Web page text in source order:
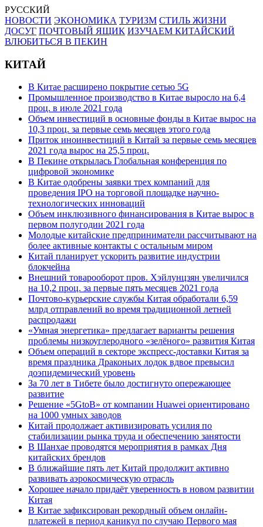
РУССКИЙ
НОВОСТИ ЭКОНОМИКА ТУРИЗМ СТИЛЬ ЖИЗНИ
ДОСУГ ПОЧТОВЫЙ ЯЩИК ИЗУЧАЕМ КИТАЙСКИЙ
ВЛЮБИТЬСЯ В ПЕКИН
КИТАЙ
В Китае расширено покрытие сетью 5G
Промышленное производство в Китае выросло на 6,4
проц. в июле 2021 года
Объем инвестиций в основные фонды в Китае вырос на
10,3 проц. за первые семь месяцев этого года
Приток иноинвестиций в Китай за первые семь месяцев
2021 года вырос на 25,5 проц.
В Пекине открылась Глобальная конференция по
цифровой экономике
В Китае одобрены заявки трех компаний для
проведения IPO на торговой площадке научно-
технологических инноваций
Объем инклюзивного финансирования в Китае вырос в
первом полугодии 2021 года
Молодые китайские предприниматели рассчитывают на
более активные контакты с остальным миром
Китай планирует ускорить развитие индустрии
блокчейна
Внешний товарооборот пров. Хэйлунцзян увеличился
на 10,2 проц. за первые пять месяцев 2021 года
Почтово-курьерские службы Китая обработали 6,59
млрд отправлений во время традиционной летней
распродажи
«Умная энергетика» предлагает варианты решения
проблемы низкоуглеродного «зелёного» развития Китая
Объем операций в секторе экспресс-доставки Китая за
время праздника Драконьих лодок вдвое превысил
доэпидемический уровень
За 70 лет в Тибете было достигнуто опережающее
развитие
Решение «5GtoB» от компании Huawei ориентировано
на 1000 умных заводов
Китай продолжает активизировать усилия по
стабилизации рынка труда и обеспечению занятости
В Шанхае проводятся мероприятия в рамках Дня
китайских брендов
В ближайшие пять лет Китай продолжит активно
развивать аэрокосмическую отрасль
Хорошее начало придаёт уверенность в новом развитии
Китая
В Китае зафиксирован рекордный объем онлайн-
платежей в период каникул по случаю Первого мая